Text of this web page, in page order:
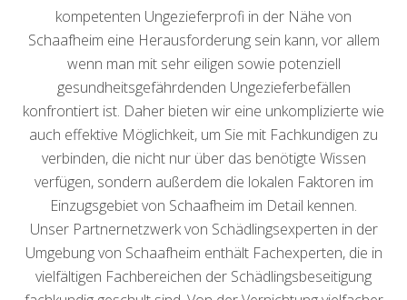
kompetenten Ungezieferprofi in der Nähe von
Schaafheim eine Herausforderung sein kann, vor allem
wenn man mit sehr eiligen sowie potenziell
gesundheitsgefährdenden Ungezieferbefällen
konfrontiert ist. Daher bieten wir eine unkomplizierte wie
auch effektive Möglichkeit, um Sie mit Fachkundigen zu
verbinden, die nicht nur über das benötigte Wissen
verfügen, sondern außerdem die lokalen Faktoren im
Einzugsgebiet von Schaafheim im Detail kennen.
Unser Partnernetzwerk von Schädlingsexperten in der
Umgebung von Schaafheim enthält Fachexperten, die in
vielfältigen Fachbereichen der Schädlingsbeseitigung